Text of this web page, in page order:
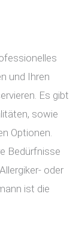
und Ihren
Es gibt
sowie
Optionen.
Bedürfnisse
oder
ist die